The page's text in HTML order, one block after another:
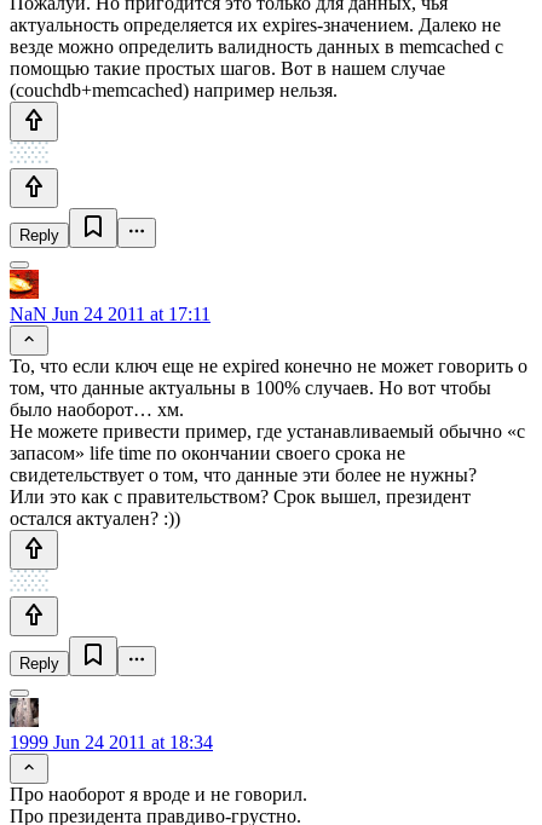
актуальность определяется их expires-значением. Далеко не
везде можно определить валидность данных в memcached с
помощью такие простых шагов. Вот в нашем случае
(couchdb+memcached) например нельзя.
Reply
NaN Jun 24 2011 at 17:11
То, что если ключ еще не expired конечно не может говорить о
том, что данные актуальны в 100% случаев. Но вот чтобы
было наоборот… хм.
Не можете привести пример, где устанавливаемый обычно «с
запасом» life time по окончании своего срока не
свидетельствует о том, что данные эти более не нужны?
Или это как с правительством? Срок вышел, президент
остался актуален? :))
Reply
1999 Jun 24 2011 at 18:34
Про наоборот я вроде и не говорил.
Про президента правдиво-грустно.